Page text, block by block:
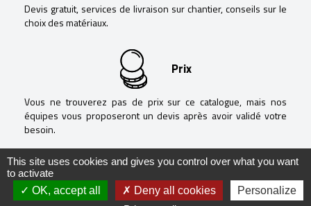
Devis gratuit, services de livraison sur chantier, conseils sur le
choix des matériaux.
Prix
Vous ne trouverez pas de prix sur ce catalogue, mais nos
équipes vous proposeront un devis après avoir validé votre
besoin.
@ Negoguide - 2020 - Mentions légales- Politique de confidentialité-
This site uses cookies and gives you control over what you want
to activate
OK, accept all
Deny all cookies
Personalize